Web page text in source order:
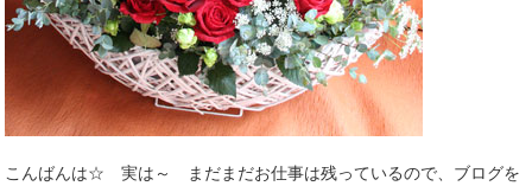
こんばんは☆ 実は～ まだまだお仕事は残っているので、ブログを